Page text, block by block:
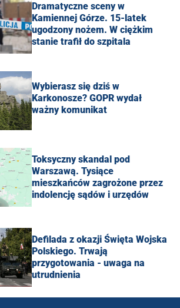
Dramatyczne sceny w
Kamiennej Górze. 15-latek
ugodzony nożem. W ciężkim
stanie trafił do szpitala
Wybierasz się dziś w
Karkonosze? GOPR wydał
ważny komunikat
Toksyczny skandal pod
Warszawą. Tysiące
mieszkańców zagrożone przez
indolencję sądów i urzędów
Defilada z okazji Święta Wojska
Polskiego. Trwają
przygotowania - uwaga na
utrudnienia